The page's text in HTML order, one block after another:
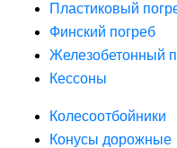
Пластиковый
Финский погреб
Железобетонный
Кессоны
Колесоотбойники
Конусы дорожные